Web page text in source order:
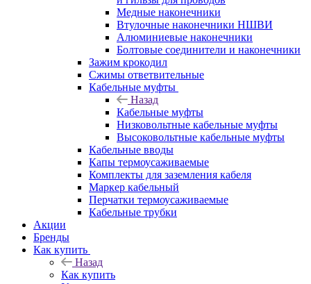
Медные наконечники
Втулочные наконечники НШВИ
Алюминиевые наконечники
Болтовые соединители и наконечники
Зажим крокодил
Сжимы ответвительные
Кабельные муфты
Назад
Кабельные муфты
Низковольтные кабельные муфты
Высоковольтные кабельные муфты
Кабельные вводы
Капы термоусаживаемые
Комплекты для заземления кабеля
Маркер кабельный
Перчатки термоусаживаемые
Кабельные трубки
Акции
Бренды
Как купить
Назад
Как купить